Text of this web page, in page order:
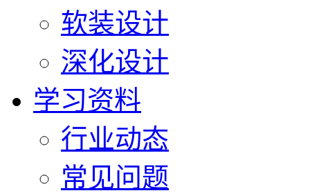
软装设计
深化设计
学习资料
行业动态
常见问题